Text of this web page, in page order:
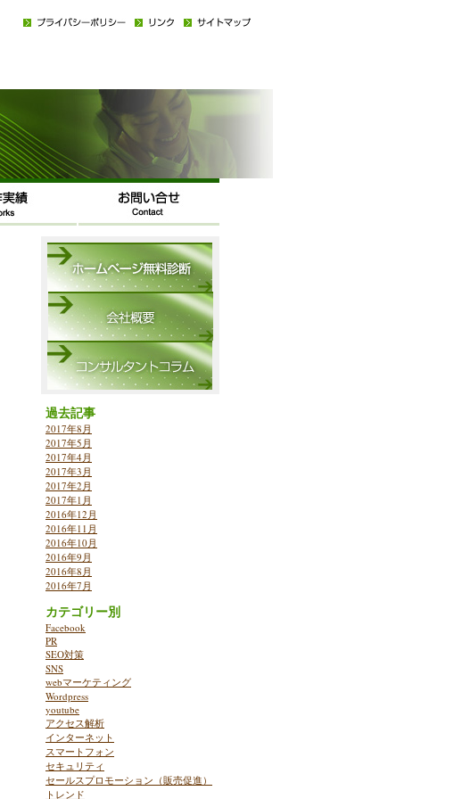
過去記事
2017年8月
2017年5月
2017年4月
2017年3月
2017年2月
2017年1月
2016年12月
2016年11月
2016年10月
2016年9月
2016年8月
2016年7月
カテゴリー別
Facebook
PR
SEO対策
SNS
webマーケティング
Wordpress
youtube
アクセス解析
インターネット
スマートフォン
セキュリティ
セールスプロモーション（販売促進）
トレンド